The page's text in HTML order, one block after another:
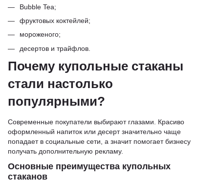
Bubble Tea;
фруктовых коктейлей;
мороженого;
десертов и трайфлов.
Почему купольные стаканы
стали настолько
популярными?
Современные покупатели выбирают глазами. Красиво
оформленный напиток или десерт значительно чаще
попадает в социальные сети, а значит помогает бизнесу
получать дополнительную рекламу.
Основные преимущества купольных
стаканов